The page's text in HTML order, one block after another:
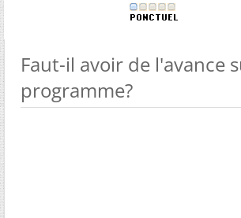
Faut-il avoir de l'avance
programme?